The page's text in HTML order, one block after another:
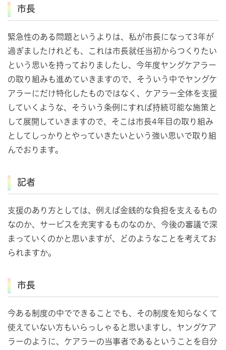
市長
緊急性のある問題というよりは、私が市長になって3年が
過ぎましたけれども、これは市長就任当初からつくりたい
という思いを持っておりましたし、今年度ヤングケアラー
の取り組みも進めていきますので、そういう中でヤングケ
アラーにだけ特化したものではなく、ケアラー全体を支援
していくような、そういう条例にすれば持続可能な施策と
して展開していきますので、そこは市長4年目の取り組み
としてしっかりとやっていきたいという強い思いで取り組
んでおります。
記者
支援のあり方としては、例えば金銭的な負担を支えるもの
なのか、サービスを充実するものなのか、今後の審議で深
まっていくのかと思いますが、どのようなことを考えてお
られますか。
市長
今ある制度の中でできることでも、その制度を知らなくて
使えていない方もいらっしゃると思いますし、ヤングケア
ラーのように、ケアラーの当事者であるということを自分